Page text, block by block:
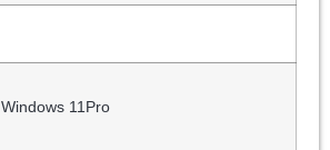
Windows 11Pro